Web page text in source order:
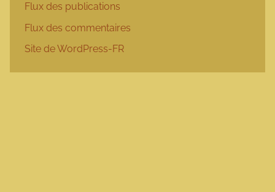
Flux des publications
Flux des commentaires
Site de WordPress-FR